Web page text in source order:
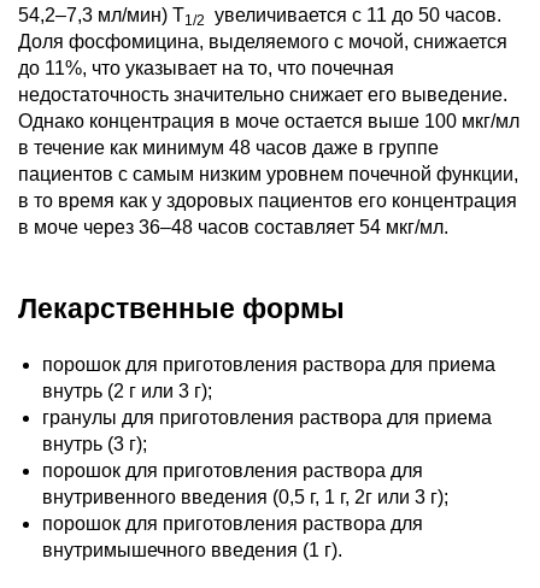
54,2–7,3 мл/мин) T1/2
увеличивается с 11 до 50 часов.
Доля фосфомицина, выделяемого с мочой, снижается
до 11%, что указывает на то, что почечная
недостаточность значительно снижает его выведение.
Однако концентрация в моче остается выше 100 мкг/мл
в течение как минимум 48 часов даже в группе
пациентов с самым низким уровнем почечной функции,
в то время как у здоровых пациентов его концентрация
в моче через 36–48 часов составляет 54 мкг/мл.
Лекарственные формы
порошок для приготовления раствора для приема
внутрь (2 г или 3 г);
гранулы для приготовления раствора для приема
внутрь (3 г);
порошок для приготовления раствора для
внутривенного введения (0,5 г, 1 г, 2г или 3 г);
порошок для приготовления раствора для
внутримышечного введения (1 г).